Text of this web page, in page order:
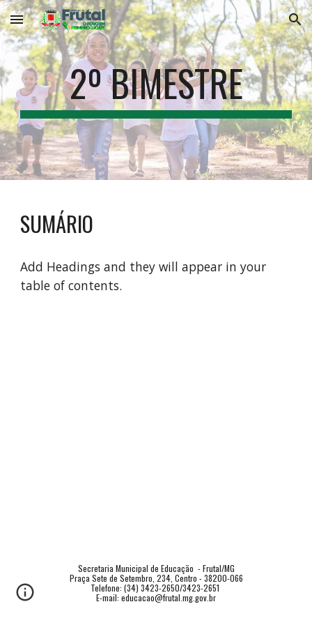
Skip to main content Skip to navigation
2º BIMESTRE
SUMÁRIO
Add Headings and they will appear in your
table of contents.
Secretaria Municipal de Educação  - Frutal/MG
Praça Sete de Setembro, 234, Centro - 38200-066
Telefone: (34) 3423-2650/3423-2651
E-mail: educacao@frutal.mg.gov.br